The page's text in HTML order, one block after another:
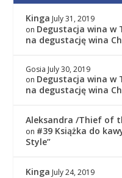
Kinga July 31, 2019
on Degustacja wina w
na degustację wina
Gosia July 30, 2019
on Degustacja wina w
na degustację wina
Aleksandra /Thief of
on #39 Książka do
Style”
Kinga July 24, 2019